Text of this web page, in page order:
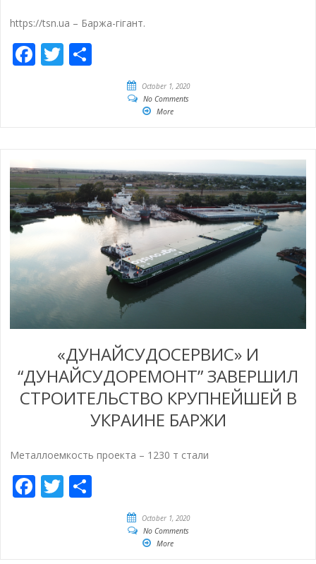
https://tsn.ua – Баржа-гігант.
Facebook
Twitter
October 1, 2020
No Comments
More
«ДУНАЙСУДОСЕРВИС» И
“ДУНАЙСУДОРЕМОНТ” ЗАВЕРШИЛ
СТРОИТЕЛЬСТВО КРУПНЕЙШЕЙ В
УКРАИНЕ БАРЖИ
Металлоемкость проекта – 1230 т стали
Facebook
Twitter
October 1, 2020
No Comments
More